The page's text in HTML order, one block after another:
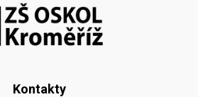
Kontakty